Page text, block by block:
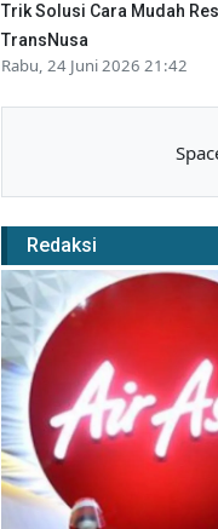
Trik Solusi Cara Mudah
TransNusa
Rabu, 24 Juni 2026 21:42
Redaksi